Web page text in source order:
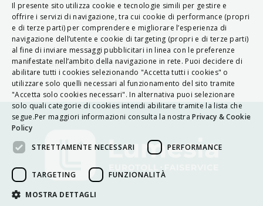
Articoli meno recenti
ITALIAN
ENGLISH
FRENCH
HUNGARIAN
DEUTSCH
POLSKI
PORTUGUÊS
Il presente sito utilizza cookie e tecnologie simili per gestire e
offrire i servizi di navigazione, tra cui cookie di performance (propri
e di terze parti) per comprendere e migliorare l’esperienza di
navigazione dell’utente e cookie di targeting (propri e di terze parti)
al fine di inviare messaggi pubblicitari in linea con le preferenze
manifestate nell’ambito della navigazione in rete. Puoi decidere di
abilitare tutti i cookies selezionando "Accetta tutti i cookies" o
utilizzare solo quelli necessari al funzionamento del sito tramite
"Accetta solo cookies necessari". In alternativa puoi selezionare
solo quali categorie di cookies intendi abilitare tramite la lista che
segue.Per maggiori informazioni consulta la nostra Privacy & Cookie
Policy
STRETTAMENTE NECESSARI
PERFORMANCE
TARGETING FUNZIONALITÀ
MOSTRA DETTAGLI